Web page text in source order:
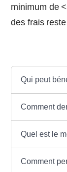
minimum de
des frais
Qui peut
Comment
Quel est le
Comment